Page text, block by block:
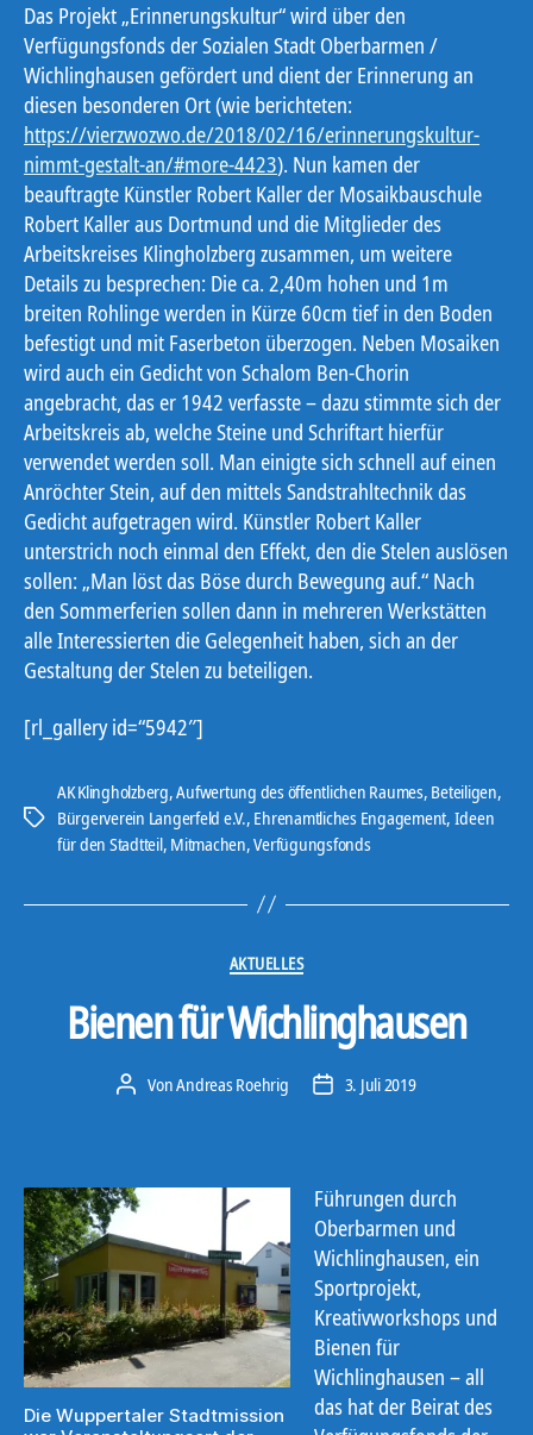
Das Projekt „Erinnerungskultur“ wird über den
Verfügungsfonds der Sozialen Stadt Oberbarmen /
Wichlinghausen gefördert und dient der Erinnerung an
diesen besonderen Ort (wie berichteten:
https://vierzwozwo.de/2018/02/16/erinnerungskultur-
nimmt-gestalt-an/#more-4423). Nun kamen der
beauftragte Künstler Robert Kaller der Mosaikbauschule
Robert Kaller aus Dortmund und die Mitglieder des
Arbeitskreises Klingholzberg zusammen, um weitere
Details zu besprechen: Die ca. 2,40m hohen und 1m
breiten Rohlinge werden in Kürze 60cm tief in den Boden
befestigt und mit Faserbeton überzogen. Neben Mosaiken
wird auch ein Gedicht von Schalom Ben-Chorin
angebracht, das er 1942 verfasste – dazu stimmte sich der
Arbeitskreis ab, welche Steine und Schriftart hierfür
verwendet werden soll. Man einigte sich schnell auf einen
Anröchter Stein, auf den mittels Sandstrahltechnik das
Gedicht aufgetragen wird. Künstler Robert Kaller
unterstrich noch einmal den Effekt, den die Stelen auslösen
sollen: „Man löst das Böse durch Bewegung auf.“ Nach
den Sommerferien sollen dann in mehreren Werkstätten
alle Interessierten die Gelegenheit haben, sich an der
Gestaltung der Stelen zu beteiligen.
[rl_gallery id=“5942″]
Schlagwörter
AK Klingholzberg,Aufwertung des öffentlichen Raumes, Beteiligen,
Bürgerverein Langerfeld e.V., Ehrenamtliches Engagement, Ideen
für den Stadtteil, Mitmachen,Verfügungsfonds
Kategorien
AKTUELLES
Bienen für Wichlinghausen
Beitragsautor
VonAndreas Roehrig Veröffentlichungsdatum
3. Juli 2019
Die Wuppertaler Stadtmission
Führungen durch
Oberbarmen und
Wichlinghausen, ein
Sportprojekt,
Kreativworkshops und
Bienen für
Wichlinghausen – all
das hat der Beirat des